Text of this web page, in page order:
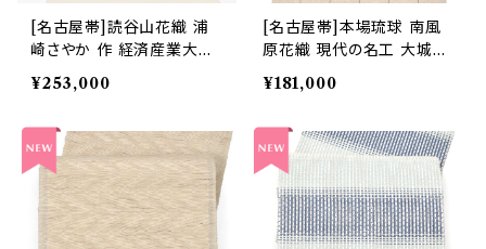
[名古屋帯]読谷山花織 浦
崎さやか 作 経済産業大臣
指定 手織り 草木染め 九寸
帯 正絹 日本製(商品番号:2
¥253,000
[名古屋帯]本場琉球 南風
原花織 現代の名工 大城一
夫 作 手織り 八寸帯 正絹
日本製(商品番号:22506)
¥181,000